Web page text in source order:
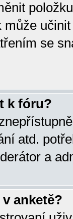
se
k fóru?
atd.
a
anketě?